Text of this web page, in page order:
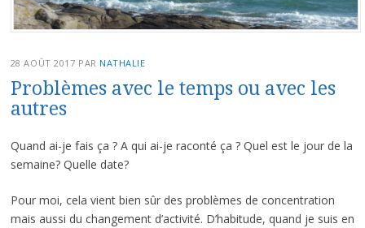
28 AOÛT 2017 PAR NATHALIE
Problèmes avec le temps ou avec les
autres
Quand ai-je fais ça ? A qui ai-je raconté ça ? Quel est le jour de la
semaine? Quelle date?
Pour moi, cela vient bien sûr des problèmes de concentration
mais aussi du changement d’activité. D’habitude, quand je suis en